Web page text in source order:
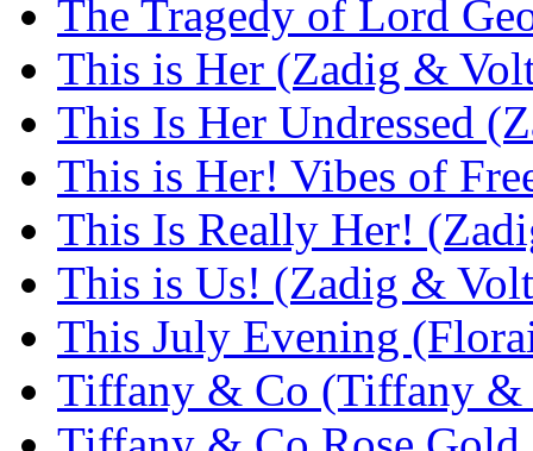
The Tragedy of Lord
This is Her (Zadig &
This Is Her Undressed
This is Her! Vibes of
This Is Really Her!
This is Us! (Zadig &
This July Evening
Tiffany & Co (Tiffany &